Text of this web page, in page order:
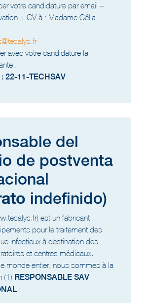
votre candidature par email –
+ CV à : Madame Célia
avec votre candidature la
:
22-11-TECHSAV
del
de postventa
indefinido)
est un fabricant
pour le traitement des
infectieux à destination des
et centres médicaux.
monde entier, nous sommes à la
(1) RESPONSABLE SAV
: